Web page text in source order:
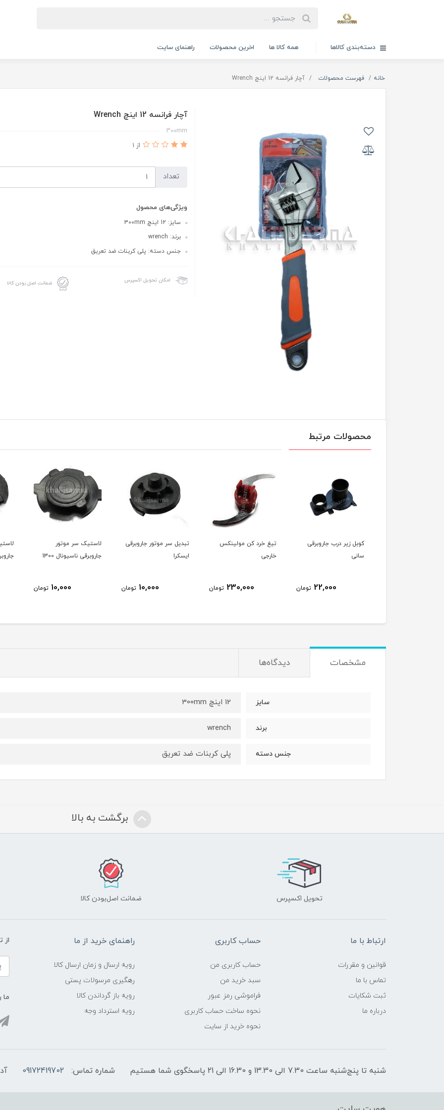
دسته‌بندی کالاها همه کالا ها اخرین محصولات راهنمای سایت
خانه فهرست محصولات آچار فرانسه 12 اینچ Wrench
آچار فرانسه 12 اینچ Wrench
300mm
از 1
تعداد
ویژگی‌های محصول
سایز: 12 اینچ 300mm
برند: wrench
جنس دسته: پلی کربنات ضد تعریق
امکان تحویل اکسپرس ضمانت اصل بودن کالا
محصولات مرتبط
تیغ خرد کن مولینکس
خارجی
230,000 تومان
تبدیل سر موتور جاروبرقی
ایسکرا
10,000 تومان
لاستیک سر موتور
جاروبرقی ناسیونال 1300
10,000 تومان
لاستیک سر موتور
جاروبرقی ناسیونال 771
10,000 تومان
مشخصات دیدگاه‌ها
سایز 12 اینچ 300mm
برند wrench
جنس دسته پلی کربنات ضد تعریق
برگشت به بالا
تحویل اکسپرس ضمانت اصل‌بودن کالا
ارتباط با ما
قوانین و مقررات
تماس با ما
ثبت شکایات
درباره ما
حساب کاربری
حساب کاربری من
سبد خرید من
فراموشی رمز عبور
نحوه ساخت حساب کاربری
نحوه خرید از سایت
راهنمای خرید از ما
رویه ارسال و زمان ارسال کالا
رهگیری مرسولات پستی
رویه باز گرداندن کالا
رویه استرداد وجه
از
ما
شنبه تا پنج‌شنبه ساعت 7.30 الی 13.30 و 16.30 الی 21 پاسخگوی شما هستیم شماره تماس: 09172419702